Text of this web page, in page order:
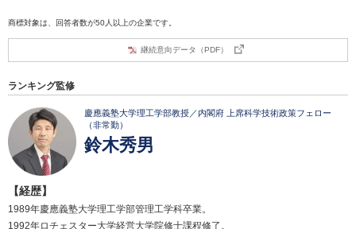
商標対象は、回答者数が50人以上の企業です。
継続意向データ（PDF）
ランキング監修
慶應義塾大学理工学部教授／内閣府 上席科学技術政策フェロー
（非常勤）
鈴木秀男
【経歴】
1989年慶應義塾大学理工学部管理工学科卒業。
1992年ロチェスター大学経営大学院修士課程修了。